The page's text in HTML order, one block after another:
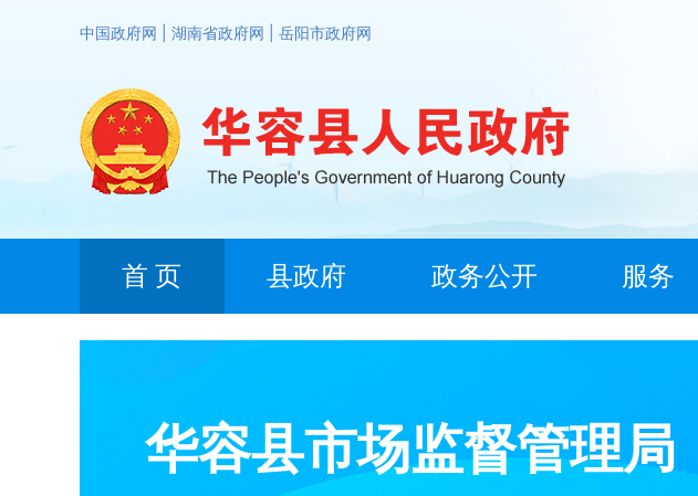
中国政府网 湖南省政府网 岳阳市政府网
首 页 县政府 政务公开 服务
华容县市场监督管理局